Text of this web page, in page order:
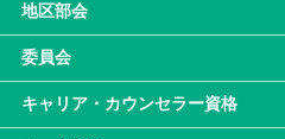
地区部会
委員会
キャリア・カウンセラー資格